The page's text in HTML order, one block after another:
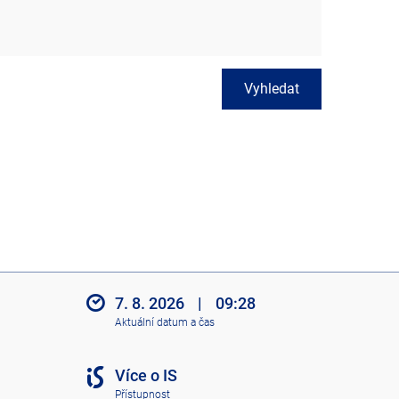
Vyhledat
7. 8. 2026 | 09:28
Aktuální datum a čas
Více o IS
Přístupnost